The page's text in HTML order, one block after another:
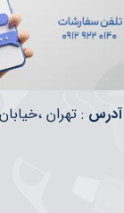
​​آدرس